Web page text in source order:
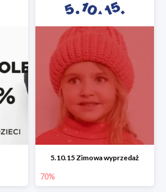
5.10.15 Zimowa wyprzedaż
70%